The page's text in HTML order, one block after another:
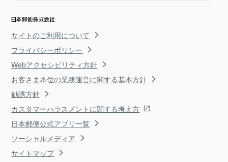
サイトのご利用について
プライバシーポリシー
Webアクセシビリティ方針
お客さま本位の業務運営に関する基本方針
勧誘方針
カスタマーハラスメントに関する考え方
日本郵便公式アプリ一覧
ソーシャルメディア
サイトマップ